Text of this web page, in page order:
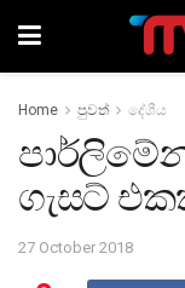
Home පුවත් දේශීය
ගැසට්
27 October 2018